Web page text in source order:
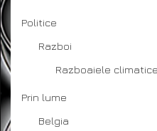
Politice
Razboi
Razboaiele
Prin lume
Belgia